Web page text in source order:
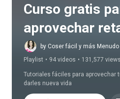
Curso gratis
aprovechar
by Coser fácil y más
Playlist • 94 videos • 131,577 views
Tutoriales fáciles para aprovechar
darles nueva vida